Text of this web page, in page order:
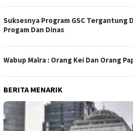
Suksesnya Program GSC Tergantung
Progam Dan Dinas
Wabup Malra : Orang Kei Dan Orang
BERITA MENARIK